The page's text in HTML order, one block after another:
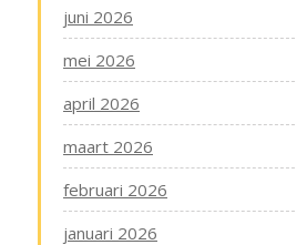
juni 2026
mei 2026
april 2026
maart 2026
februari 2026
januari 2026